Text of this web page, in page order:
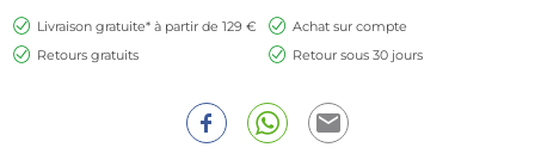
Livraison gratuite* à partir de 129 €
Achat sur compte
Retours gratuits
Retour sous 30 jours